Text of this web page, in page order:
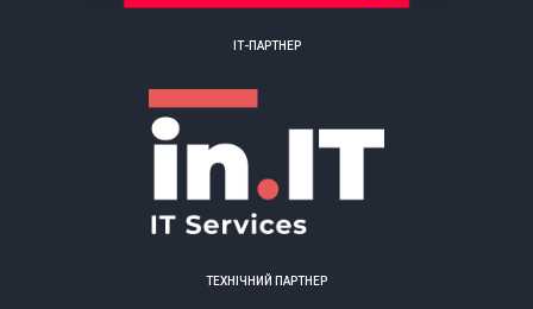
ІТ-ПАРТНЕР
ТЕХНІЧНИЙ ПАРТНЕР